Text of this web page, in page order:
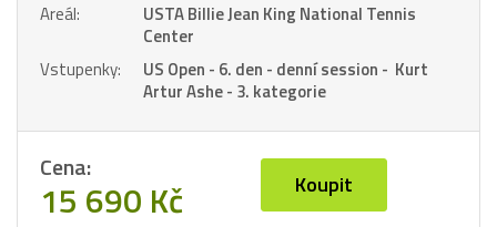
Areál:
USTA Billie Jean King National Tennis
Center
Vstupenky:
US Open - 6. den - denní session - Kurt
Artur Ashe - 3. kategorie
Cena:
15 690 Kč Koupit